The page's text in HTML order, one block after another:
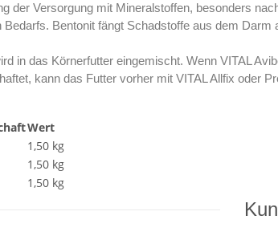
der Versorgung mit Mineralstoffen, besonders
Bedarfs. Bentonit fängt Schadstoffe aus dem Darm
in das Körnerfutter eingemischt. Wenn VITAL
kann das Futter vorher mit VITAL Allfix oder
Wert
1,50 kg
1,50 kg
1,50 kg